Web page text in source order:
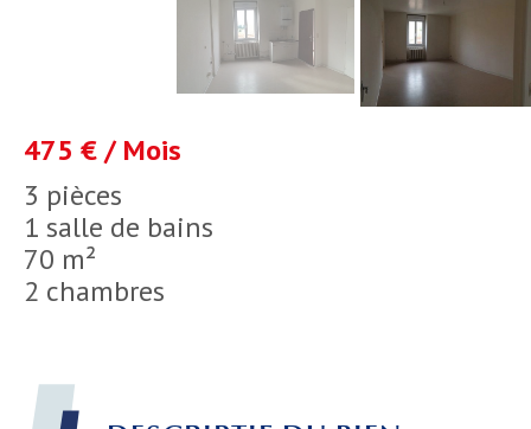
3 pièces
1 salle de bains
70 m²
2 chambres
475 € / Mois